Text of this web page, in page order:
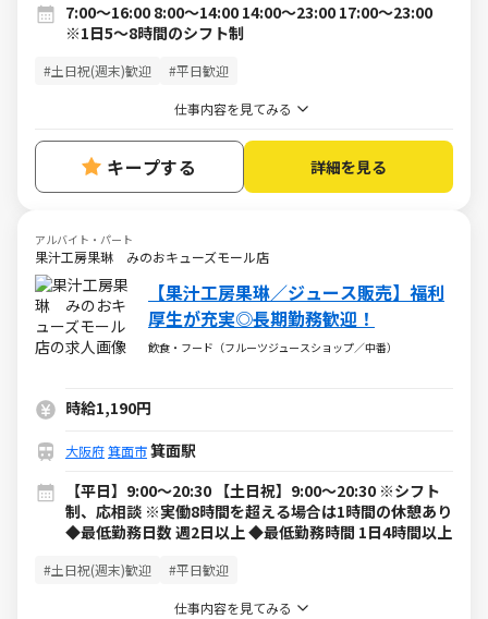
7:00～16:00 8:00～14:00 14:00～23:00 17:00～23:00
※1日5～8時間のシフト制
#土日祝(週末)歓迎 #平日歓迎
仕事内容を見てみる
キープする 詳細を見る
アルバイト・パート
果汁工房果琳 みのおキューズモール店
【果汁工房果琳／ジュース販売】福利
厚生が充実◎長期勤務歓迎！
飲食・フード（フルーツジュースショップ／中番）
時給1,190円
大阪府箕面市箕面駅
【平日】9:00～20:30 【土日祝】9:00～20:30 ※シフト
制、応相談 ※実働8時間を超える場合は1時間の休憩あり
◆最低勤務日数 週2日以上 ◆最低勤務時間 1日4時間以上
#土日祝(週末)歓迎 #平日歓迎
仕事内容を見てみる